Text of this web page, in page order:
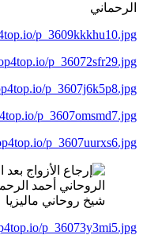
الرحماني
p_3609kkkhu10.jpg
p_36072sfr29.jpg
p_3607j6k5p8.jpg
p_3607omsmd7.jpg
p_3607uurxs6.jpg
شيخ روحاني ماليزيا
p_36073y3mi5.jpg